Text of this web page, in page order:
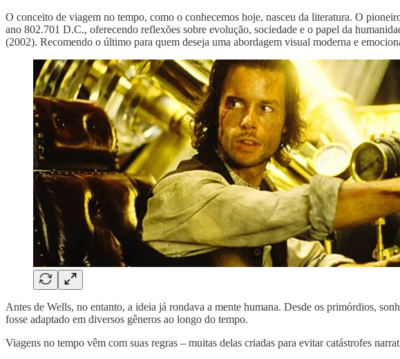
O conceito de viagem no tempo, como o conhecemos hoje, nasceu da literatura. O
ano 802.701 D.C., oferecendo reflexões sobre evolução, sociedade e o papel da
(2002). Recomendo o último para quem deseja uma abordagem visual moderna e
Antes de Wells, no entanto, a ideia já rondava a mente humana. Desde os primórdios,
fosse adaptado em diversos gêneros ao longo do tempo.
Viagens no tempo vêm com suas regras – muitas delas criadas para evitar catástrofes